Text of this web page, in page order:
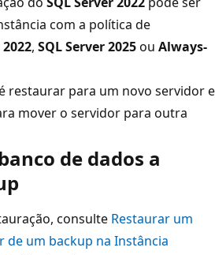
com a política de
, SQL Server 2025ou Always-
restaurar para um novo servidor e
mover o servidor para outra
de dados a
consulte Restaurar um
de um backup na Instância